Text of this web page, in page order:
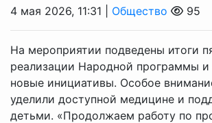
4 мая 2026, 11:31 | Общество 95
На мероприятии подведены итоги
реализации Народной программы
новые инициативы. Особое
уделили доступной медицине и
детьми. «Продолжаем работу по